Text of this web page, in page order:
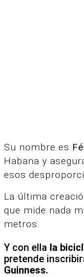
Su nombre es
Habana y
esos
La última
que mide nada
metros.
Y con ella la
pretende
Guinness.